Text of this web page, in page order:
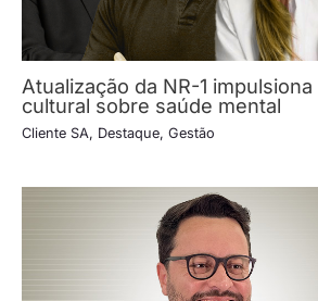
Atualização da NR-1
cultural sobre saúde mental
Cliente SA, Destaque, Gestão